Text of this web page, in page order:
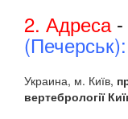
2. Адреса -
(Печерськ):
Украина, м. Київ,
вертебрології